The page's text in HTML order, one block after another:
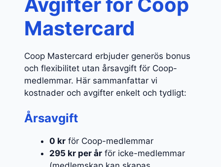
Mastercard
Coop Mastercard erbjuder generös bonus
och flexibilitet utan årsavgift för Coop-
medlemmar. Här sammanfattar vi
kostnader och avgifter enkelt och tydligt:
Årsavgift
0 kr för Coop-medlemmar
295 kr per år för icke-medlemmar